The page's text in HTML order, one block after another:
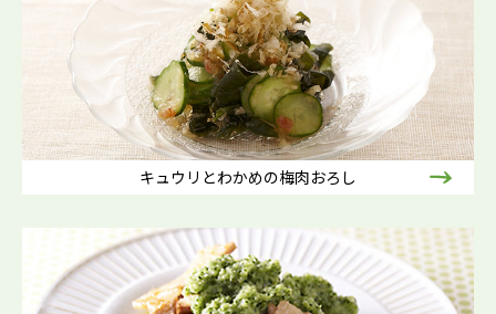
キュウリとわかめの梅肉おろし